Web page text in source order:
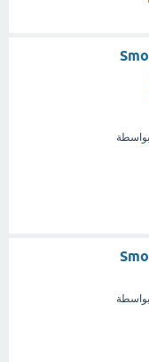
بواسطة
بواسطة